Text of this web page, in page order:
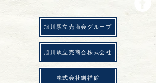
​旭川駅立売商会グループ
​旭川駅立売商会株式会社
株式会社釧祥館